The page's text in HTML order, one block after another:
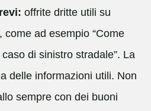
offrite dritte utili su
ad esempio “Come
di sinistro stradale”. La
delle informazioni utili. Non
sempre con dei buoni